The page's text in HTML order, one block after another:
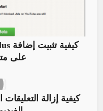
على
كيفية إزالة